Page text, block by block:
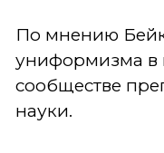
По мнению
униформизма в
сообществе
науки.